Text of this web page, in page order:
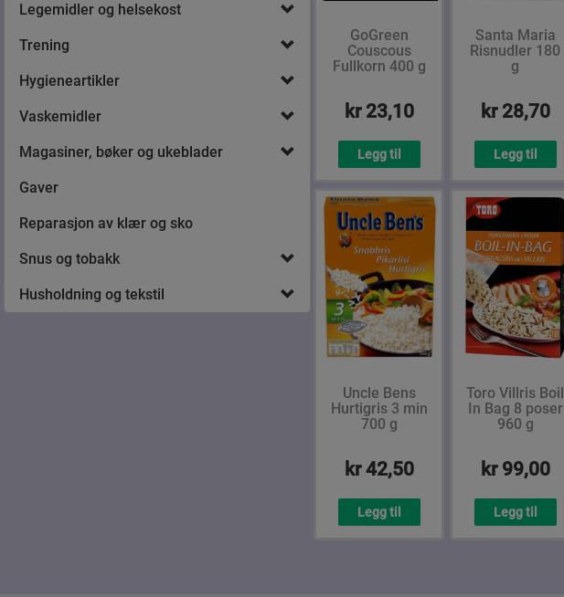
Legemidler og helsekost
Trening
Hygieneartikler
Vaskemidler
Magasiner, bøker og ukeblader
Gaver
Reparasjon av klær og sko
Snus og tobakk
Husholdning og tekstil
GoGreen
Couscous
Fullkorn 400 g
kr 23,10
Legg til
Santa Maria
Risnudler 180
g
kr 28,70
Legg til
Uncle Bens
Hurtigris 3 min
700 g
kr 42,50
Legg til
Toro Villris Boil
In Bag 8 poser
960 g
kr 99,00
Legg til